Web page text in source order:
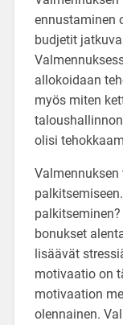
ennustaminen
budjetit
allokoidaan
myös miten
olisi
bonukset
lisäävät
motivaatio on
motivaation
olennainen.